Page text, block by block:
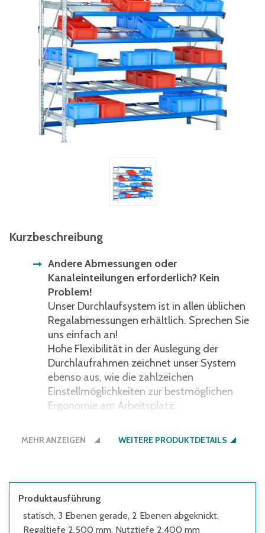
Kurzbeschreibung
Andere Abmessungen oder
Kanaleinteilungen erforderlich? Kein
Problem!
Unser Durchlaufsystem ist in allen üblichen
Regalabmessungen erhältlich. Sprechen Sie
uns einfach an!
Hohe Flexibilität in der Auslegung der
Durchlaufrahmen zeichnet unser System
ebenso aus, wie die zahlzeichen
Einstellmöglichkeiten zur bestmöglichen
Ergonomie am Arbeitsplatz.
Kommissionierung Ihrer Aufträge, kurze
schrägstehende Behälter gewährleisten
einen besseren Einblick und schnelleren,
MEHR ANZEIGEN WEITERE PRODUKTDETAILS
Produktausführung
statisch, 3 Ebenen gerade, 2 Ebenen abgeknickt,
Regaltiefe 2.500 mm, Nutztiefe 2.400 mm